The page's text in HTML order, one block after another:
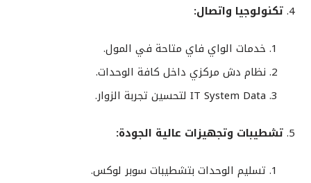
تكنولوجيا واتصال:
خدمات الواي فاي متاحة في المول.
نظام دش مركزي داخل كافة الوحدات.
IT System Data لتحسين تجربة الزوار.
تشطيبات وتجهيزات عالية الجودة:
تسليم الوحدات بتشطيبات سوبر لوكس.